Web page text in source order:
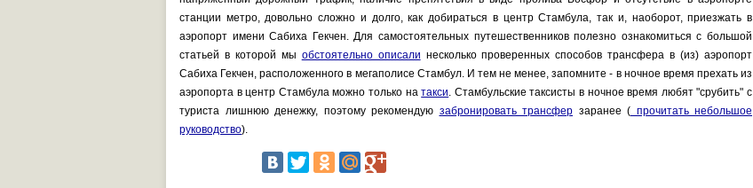
станции метро, довольно сложно и долго, как добираться в центр Стамбула, так и, наоборот, приезжать в
аэропорт имени Сабиха Гекчен. Для самостоятельных путешественников полезно ознакомиться с большой
статьей в которой мы обстоятельно описали несколько проверенных способов трансфера в (из) аэропорт
Сабиха Гекчен, расположенного в мегаполисе Стамбул. И тем не менее, запомните - в ночное время прехать из
аэропорта в центр Стамбула можно только натакси. Стамбульские таксисты в ночное время любят "срубить" с
туриста лишнюю денежку, поэтому рекомендую забронировать трансфер заранее ( прочитать небольшое
руководство).